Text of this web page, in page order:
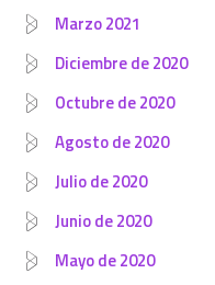
Marzo 2021
Diciembre de 2020
Octubre de 2020
Agosto de 2020
Julio de 2020
Junio de 2020
Mayo de 2020